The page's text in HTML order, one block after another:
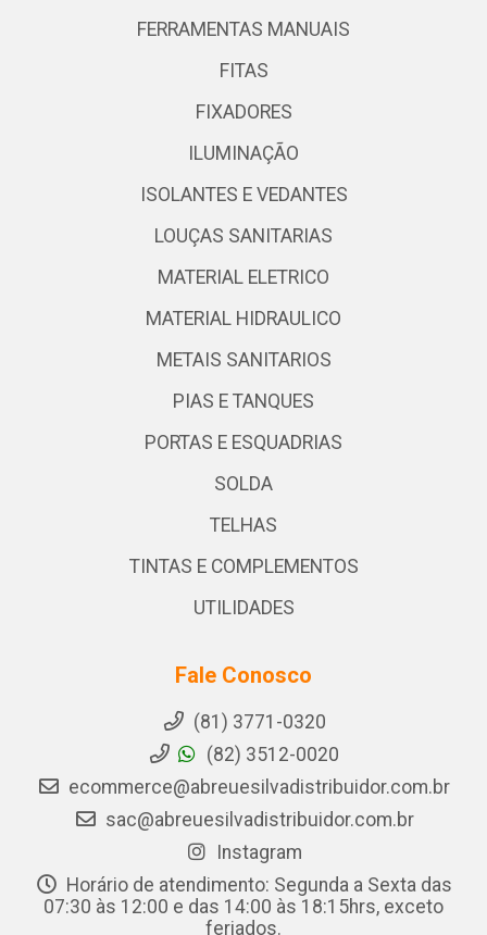
FERRAMENTAS MANUAIS
FITAS
FIXADORES
ILUMINAÇÃO
ISOLANTES E VEDANTES
LOUÇAS SANITARIAS
MATERIAL ELETRICO
MATERIAL HIDRAULICO
METAIS SANITARIOS
PIAS E TANQUES
PORTAS E ESQUADRIAS
SOLDA
TELHAS
TINTAS E COMPLEMENTOS
UTILIDADES
Fale Conosco
(81) 3771-0320
(82) 3512-0020
ecommerce@abreuesilvadistribuidor.com.br
sac@abreuesilvadistribuidor.com.br
Instagram
Horário de atendimento: Segunda a Sexta das
07:30 às 12:00 e das 14:00 às 18:15hrs, exceto
feriados.